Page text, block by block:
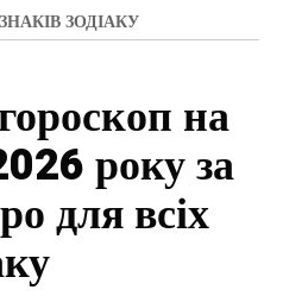
ЗОДІАКУ
на
року за
для всіх